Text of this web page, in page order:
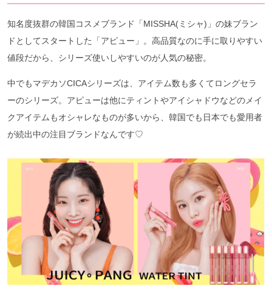
知名度抜群の韓国コスメブランド「MISSHA(ミシャ)」の妹ブラン
ドとしてスタートした「アピュー」。高品質なのに手に取りやすい
値段だから、シリーズ使いしやすいのが人気の秘密。
中でもマデカソCICAシリーズは、アイテム数も多くてロングセラ
ーのシリーズ。アピューは他にティントやアイシャドウなどのメイ
クアイテムもオシャレなものが多いから、韓国でも日本でも愛用者
が続出中の注目ブランドなんです♡